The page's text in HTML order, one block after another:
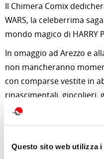
Questo sito web utilizza i
Il Chimera Comix
WARS, la celeberrima
mondo magico di HARRY
In omaggio ad Arezzo e
non mancheranno
con comparse vestite in
rinascimentali, giocolieri,
stand dedicato